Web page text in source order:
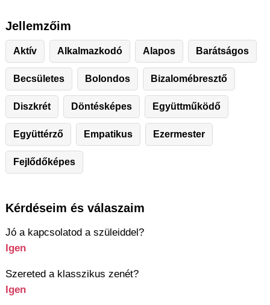
Jellemzőim
Aktív Alkalmazkodó Alapos Barátságos
Becsületes Bolondos Bizalomébresztő
Diszkrét Döntésképes Együttműködő
Együttérző Empatikus Ezermester
Fejlődőképes
Kérdéseim és válaszaim
Jó a kapcsolatod a szüleiddel?
Igen
Szereted a klasszikus zenét?
Igen